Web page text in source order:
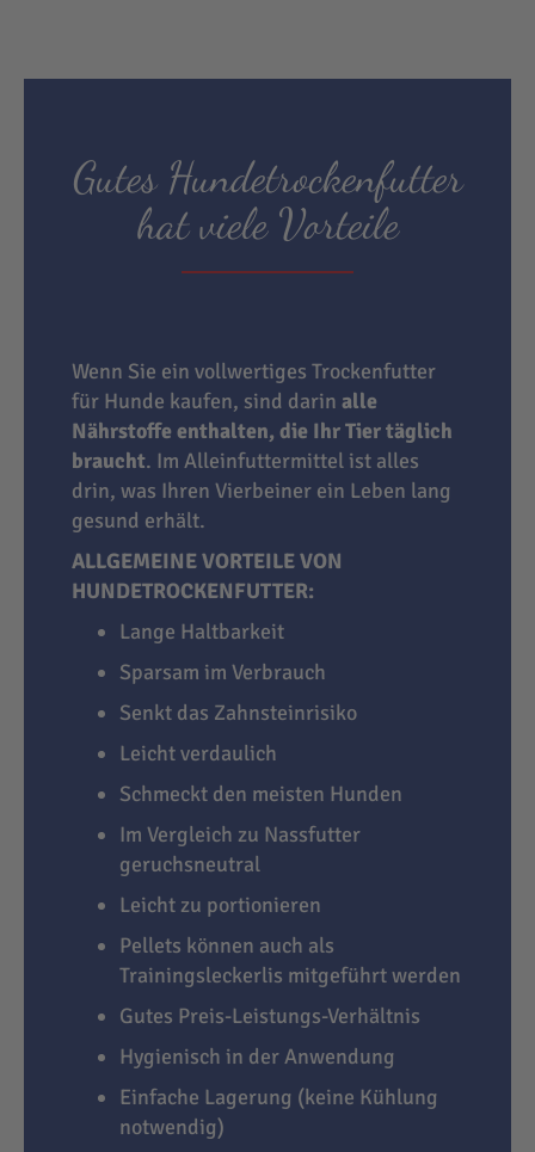
Gutes Hundetrockenfutter
hat viele Vorteile
Wenn Sie ein vollwertiges Trockenfutter
für Hunde kaufen, sind darin alle
Nährstoffe enthalten, die Ihr Tier täglich
braucht. Im Alleinfuttermittel ist alles
drin, was Ihren Vierbeiner ein Leben lang
gesund erhält.
ALLGEMEINE VORTEILE VON
HUNDETROCKENFUTTER:
Lange Haltbarkeit
Sparsam im Verbrauch
Senkt das Zahnsteinrisiko
Leicht verdaulich
Schmeckt den meisten Hunden
Im Vergleich zu Nassfutter
geruchsneutral
Leicht zu portionieren
Pellets können auch als
Trainingsleckerlis mitgeführt werden
Gutes Preis-Leistungs-Verhältnis
Hygienisch in der Anwendung
Einfache Lagerung (keine Kühlung
notwendig)